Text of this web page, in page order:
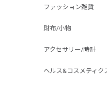
ファッション雑貨
財布/小物
アクセサリー/時計
ヘルス&コスメティク